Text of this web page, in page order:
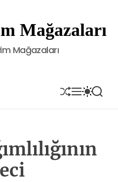
Mağazaları
Mağazaları
S
H
U
E
M
E
N
S
W
I
C
O
S
E
A